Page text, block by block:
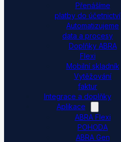
Přenášíme
platby do účetnictví
Automatizujeme
data a procesy
Doplňky ABRA
Flexi
Mobilní skladník
Vytěžování
faktur
Integrace a doplňky
Aplikace
ABRA Flexi
POHODA
ABRA Gen